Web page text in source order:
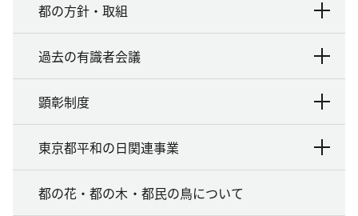
都の方針・取組
過去の有識者会議
顕彰制度
東京都平和の日関連事業
都の花・都の木・都民の鳥について